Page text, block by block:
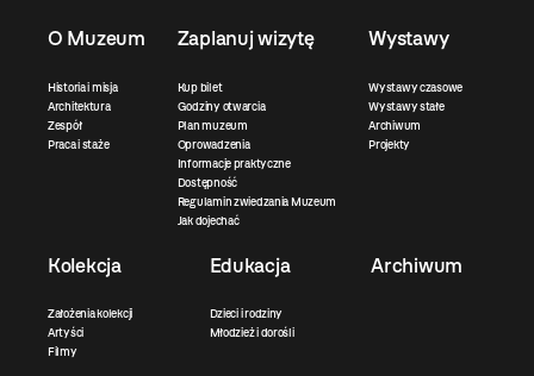
O Muzeum
Historia i misja
Architektura
Zespół
Praca i staże
Zaplanuj wizytę
Kup bilet
Godziny otwarcia
Plan muzeum
Oprowadzenia
Informacje praktyczne
Dostępność
Regulamin zwiedzania Muzeum
Jak dojechać
Wystawy
Wystawy czasowe
Wystawy stałe
Archiwum
Projekty
Kolekcja
Założenia kolekcji
Artyści
Filmy
Edukacja
Dzieci i rodziny
Młodzież i dorośli
Archiwum